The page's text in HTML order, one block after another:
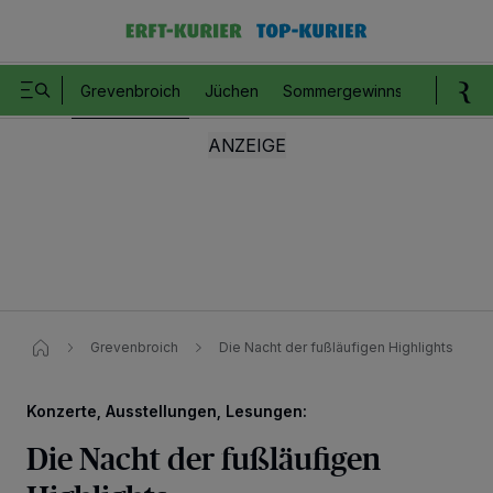
Grevenbroich Jüchen Sommergewinnspiel
Grevenbroich Die Nacht der fußläufigen Highlights
Konzerte, Ausstellungen, Lesungen:
Die Nacht der fußläufigen